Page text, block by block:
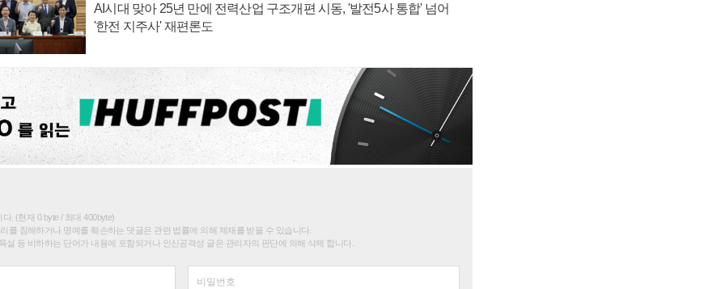
AI시대 맞아 25년 만에 전력산업 구조개편 시동, '발전5사 통합' 넘어
'한전 지주사' 재편론도
. (현재 0 byte / 최대 400byte)
를 침해하거나 명예를 훼손하는 댓글은 관련 법률에 의해 제재를 받을 수 있습니다.
설 등 비하하는 단어가 내용에 포함되거나 인신공격성 글은 관리자의 판단에 의해 삭제 합니다.